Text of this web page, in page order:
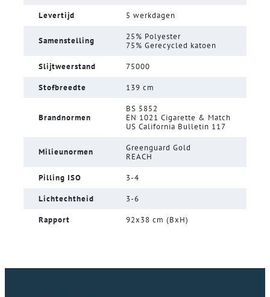
Levertijd 5 werkdagen
Samenstelling
25% Polyester
75% Gerecycled katoen
Slijtweerstand 75000
Stofbreedte 139 cm
Brandnormen
BS 5852
EN 1021 Cigarette & Match
US California Bulletin 117
Milieunormen
Greenguard Gold
REACH
Pilling ISO 3-4
Lichtechtheid 3-6
Rapport 92x38 cm (BxH)